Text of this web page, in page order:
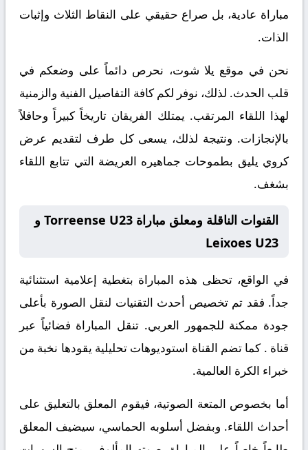
مباراة عادية، بل صراع حقيقي على النقاط الثلاث وإثبات
الذات.
نحن في موقع يلا شوت، نحرص دائماً على وضعكم في
قلب الحدث. لذلك، نوفر لكم كافة التفاصيل الفنية والزمنية
لهذا اللقاء المرتقب. يمتلك الفريقان تاريخاً كبيراً وحافلاً
بالإنجازات. ونتيجة لذلك، يسعى كل طرف لتقديم عرض
كروي يليق بطموحات جماهيره العريضة التي تتابع اللقاء
بشغف.
القنوات الناقلة ومعلق مباراة Torreense U23 و
Leixoes U23
في الواقع، تحظى هذه المباراة بتغطية إعلامية استثنائية
جداً. فقد تم تخصيص أحدث التقنيات لنقل الصورة بأعلى
جودة ممكنة للجمهور العربي. تنقل المباراة فضائياً عبر
قناة . كما تضم القناة استوديوهات تحليلية يقودها نخبة من
خبراء الكرة العالمية.
أما بخصوص المتعة الصوتية، فيقوم المعلق بالتعليق على
أحداث اللقاء. وبفضل أسلوبه الحماسي، سيضيف المعلق